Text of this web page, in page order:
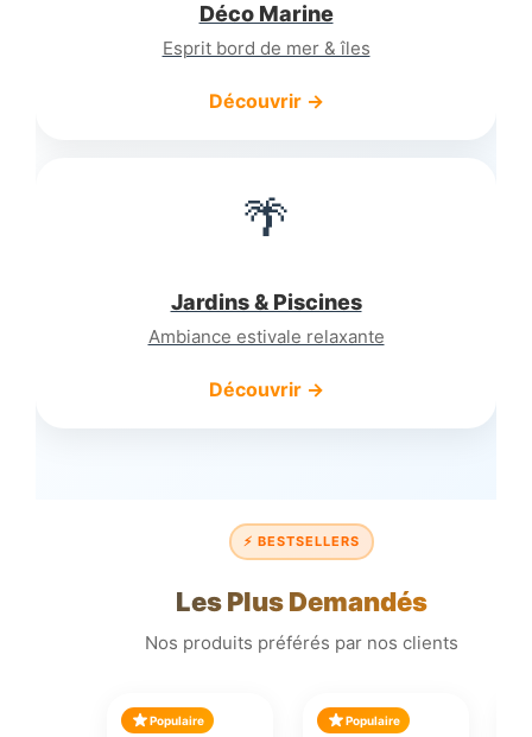
Déco Marine
Esprit bord de mer & îles
Découvrir →
🌴
Jardins & Piscines
Ambiance estivale relaxante
Découvrir →
⚡ BESTSELLERS
Les Plus Demandés
Nos produits préférés par nos clients
Populaire Populaire